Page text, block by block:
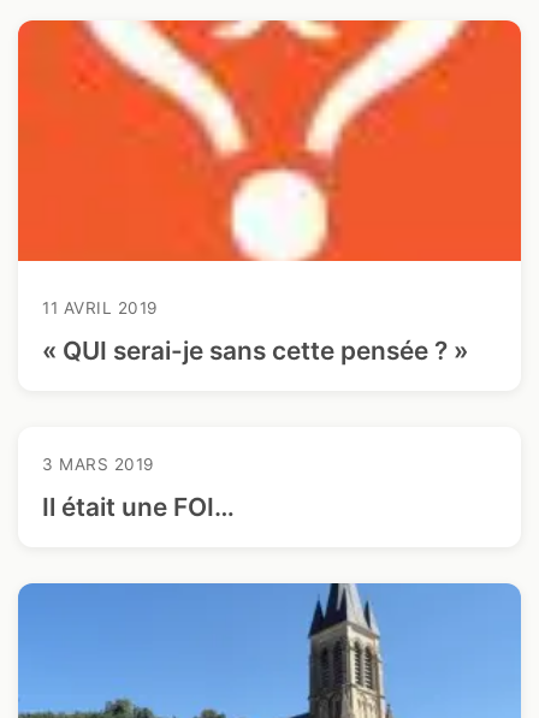
11 AVRIL 2019
« QUI serai-je sans cette pensée ? »
3 MARS 2019
Il était une FOI…